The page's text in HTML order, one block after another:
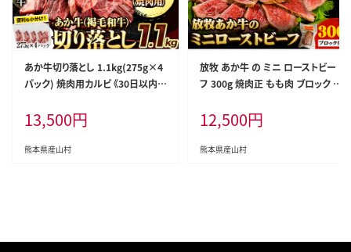
あか牛切り落とし 1.1kg(275g×4
パック) 焼肉用カルビ 《30日以内に
り落とし 国産牛 切落とし ブランド
牛 スライス 焼肉 小分け---ubuya
ma_lcl_547_1100g---
13,500円
熊本県産山村
放牧 あか牛 の ミニ ローストビー
フ 300g 焼肉正 もも肉 ブロック ギ
産山村 《60日以内に出荷(土日祝
除く)》ブロック肉 モモ ローストビ
ーフ【配送不可地域あり】---ubuya
12,500円
熊本県産山村